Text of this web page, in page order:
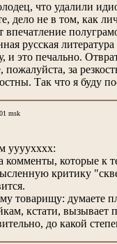
что удалили
дело не в том, как
впечатление
русская
и это печально.
пожалуйста, за
Так что я буду
msk
yyyyxxxx:
комменты, которые к
критику
товарищу: думаете
кстати, вызывает
до какой